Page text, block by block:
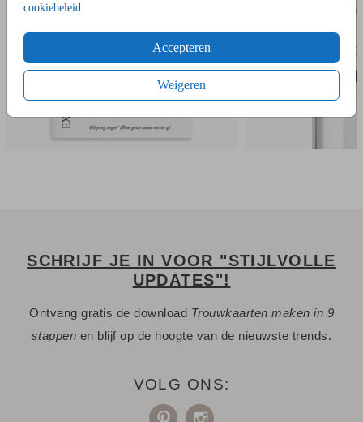
cookiebeleid
Accepteren
Weigeren
SCHRIJF JE IN VOOR "STIJLVOLLE
UPDATES"!
Ontvang gratis de download Trouwkaarten maken in 9
stappen en blijf op de hoogte van de nieuwste trends.
VOLG ONS: